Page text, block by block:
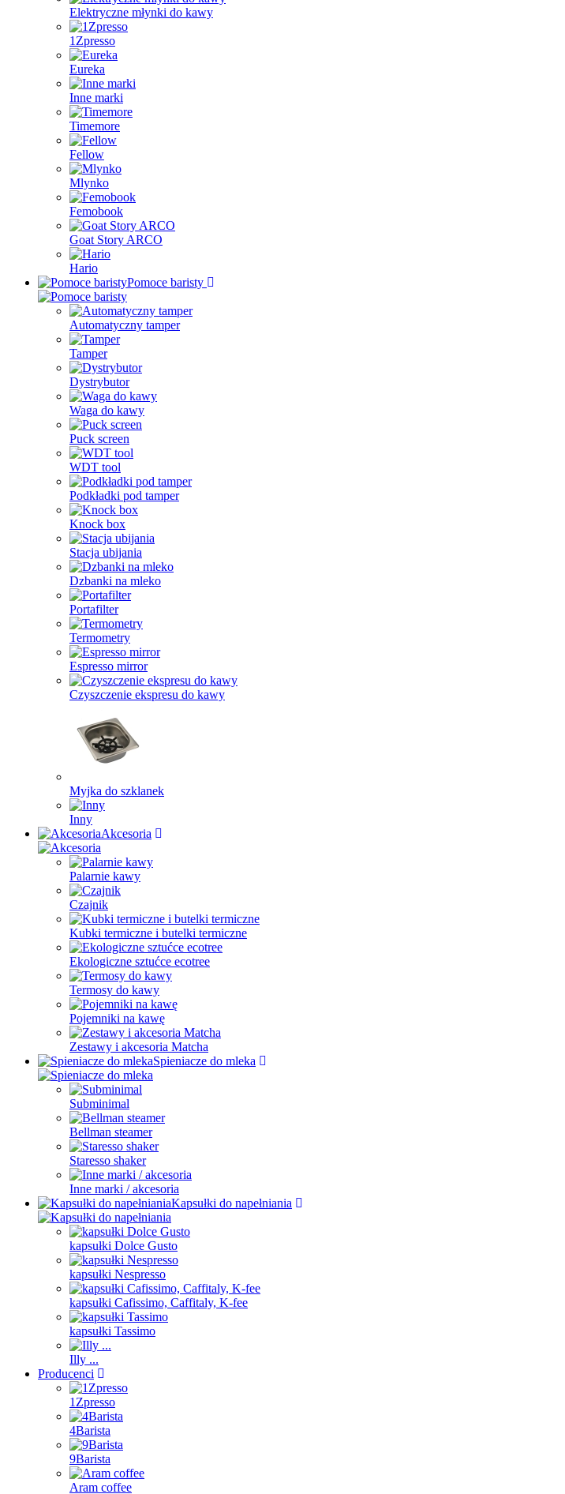
Elektryczne młynki do kawy
1Zpresso
Eureka
Inne marki
Timemore
Fellow
Mlynko
Femobook
Goat Story ARCO
Hario
Pomoce baristy
Automatyczny tamper
Tamper
Dystrybutor
Waga do kawy
Puck screen
WDT tool
Podkładki pod tamper
Knock box
Stacja ubijania
Dzbanki na mleko
Portafilter
Termometry
Espresso mirror
Czyszczenie ekspresu do kawy
Myjka do szklanek
Inny
Akcesoria
Palarnie kawy
Czajnik
Kubki termiczne i butelki termiczne
Ekologiczne sztućce ecotree
Termosy do kawy
Pojemniki na kawę
Zestawy i akcesoria Matcha
Spieniacze do mleka
Subminimal
Bellman steamer
Staresso shaker
Inne marki / akcesoria
Kapsułki do napełniania
kapsułki Dolce Gusto
kapsułki Nespresso
kapsułki Cafissimo, Caffitaly, K-fee
kapsułki Tassimo
Illy ...
Producenci
1Zpresso
4Barista
9Barista
Aram coffee